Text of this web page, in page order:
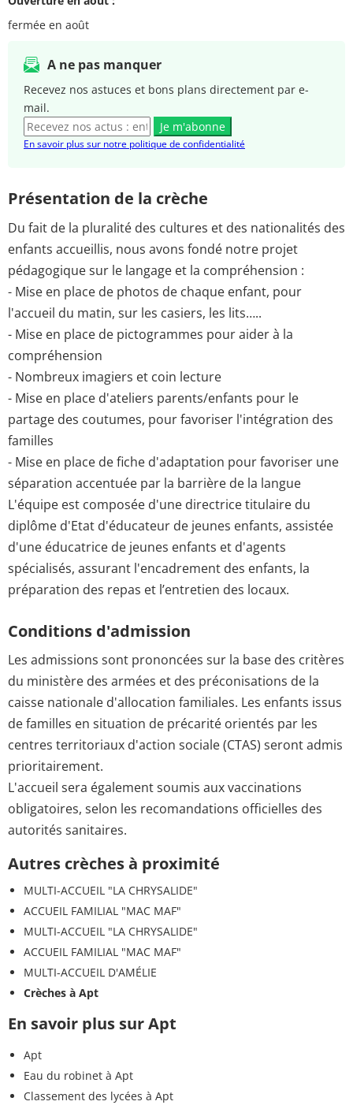
fermée en août
A ne pas manquer
Recevez nos astuces et bons plans directement par e-
mail.
Je m'abonne
En savoir plus sur notre politique de confidentialité
Présentation de la crèche
Du fait de la pluralité des cultures et des nationalités des
enfants accueillis, nous avons fondé notre projet
pédagogique sur le langage et la compréhension :
- Mise en place de photos de chaque enfant, pour
l'accueil du matin, sur les casiers, les lits…..
- Mise en place de pictogrammes pour aider à la
compréhension
- Nombreux imagiers et coin lecture
- Mise en place d'ateliers parents/enfants pour le
partage des coutumes, pour favoriser l'intégration des
familles
- Mise en place de fiche d'adaptation pour favoriser une
séparation accentuée par la barrière de la langue
L'équipe est composée d'une directrice titulaire du
diplôme d'Etat d'éducateur de jeunes enfants, assistée
d'une éducatrice de jeunes enfants et d'agents
spécialisés, assurant l'encadrement des enfants, la
préparation des repas et l’entretien des locaux.
Conditions d'admission
Les admissions sont prononcées sur la base des critères
du ministère des armées et des préconisations de la
caisse nationale d'allocation familiales. Les enfants issus
de familles en situation de précarité orientés par les
centres territoriaux d'action sociale (CTAS) seront admis
prioritairement.
L'accueil sera également soumis aux vaccinations
obligatoires, selon les recomandations officielles des
autorités sanitaires.
Autres crèches à proximité
MULTI-ACCUEIL "LA CHRYSALIDE"
ACCUEIL FAMILIAL "MAC MAF"
MULTI-ACCUEIL "LA CHRYSALIDE"
ACCUEIL FAMILIAL "MAC MAF"
MULTI-ACCUEIL D'AMÉLIE
Crèches à Apt
En savoir plus sur Apt
Apt
Eau du robinet à Apt
Classement des lycées à Apt